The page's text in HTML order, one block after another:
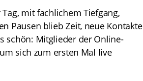
mit fachlichem Tiefgang,
Pausen blieb Zeit, neue Kontakte
schön: Mitglieder der Online-
sich zum ersten Mal live